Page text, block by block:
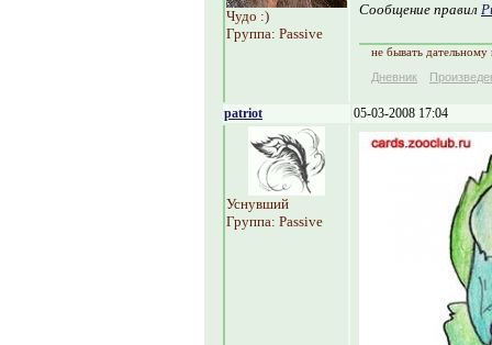
Чудо :)
Группа: Passive
Сообщение правил
не бывать
Дневник
patriot 05-03-2008 17:04
Уснувший
Группа: Passive